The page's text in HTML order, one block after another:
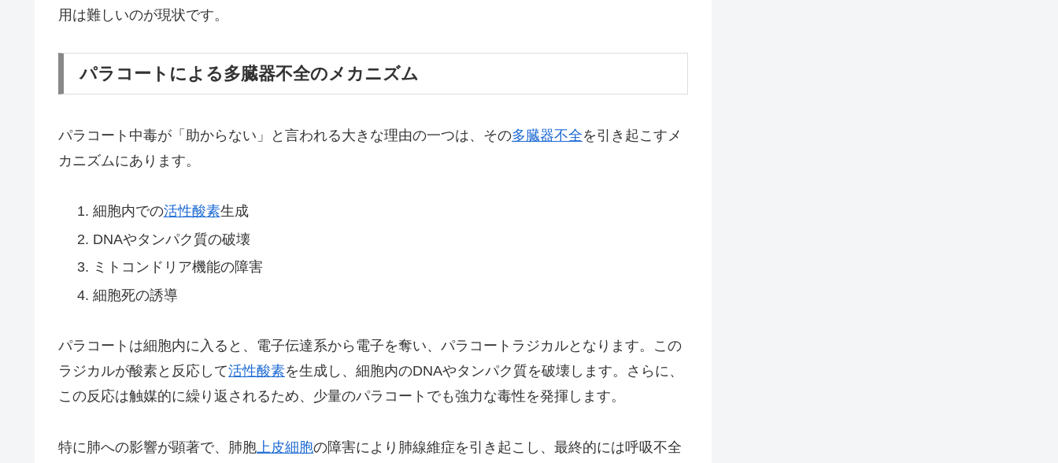
用は難しいのが現状です。
パラコートによる多臓器不全のメカニズム
パラコート中毒が「助からない」と言われる大きな理由の一つは、その多臓器不全を引き起こすメ
カニズムにあります。
細胞内での活性酸素生成
DNAやタンパク質の破壊
ミトコンドリア機能の障害
細胞死の誘導
パラコートは細胞内に入ると、電子伝達系から電子を奪い、パラコートラジカルとなります。この
ラジカルが酸素と反応して活性酸素を生成し、細胞内のDNAやタンパク質を破壊します。さらに、
この反応は触媒的に繰り返されるため、少量のパラコートでも強力な毒性を発揮します。
特に肺への影響が顕著で、肺胞 上皮細胞の障害により肺線維症を引き起こし、最終的には呼吸不全